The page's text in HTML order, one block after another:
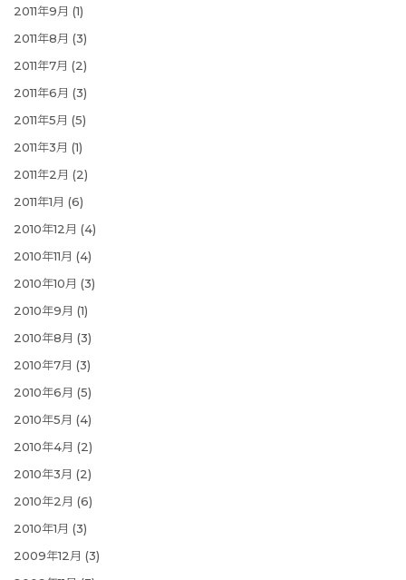
2011年9月 (1)
2011年8月 (3)
2011年7月 (2)
2011年6月 (3)
2011年5月 (5)
2011年3月 (1)
2011年2月 (2)
2011年1月 (6)
2010年12月 (4)
2010年11月 (4)
2010年10月 (3)
2010年9月 (1)
2010年8月 (3)
2010年7月 (3)
2010年6月 (5)
2010年5月 (4)
2010年4月 (2)
2010年3月 (2)
2010年2月 (6)
2010年1月 (3)
2009年12月 (3)